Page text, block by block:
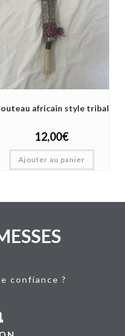
africain style tribal
12,00€
Ajouter au panier
confiance ?